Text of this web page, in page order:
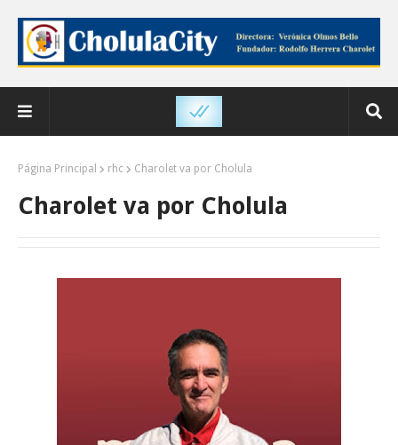
Página Principal rhc Charolet va por Cholula
Charolet va por Cholula